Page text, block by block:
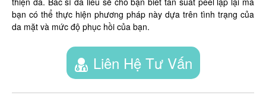
bạn có thể thực hiện phương pháp này dựa trên tình trạng của
da mặt và mức độ phục hồi của bạn.
Liên Hệ Tư Vấn